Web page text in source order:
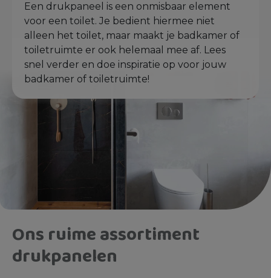
Een drukpaneel is een onmisbaar element
voor een toilet. Je bedient hiermee niet
alleen het toilet, maar maakt je badkamer of
toiletruimte er ook helemaal mee af. Lees
snel verder en doe inspiratie op voor jouw
badkamer of toiletruimte!
Ons ruime assortiment
drukpanelen